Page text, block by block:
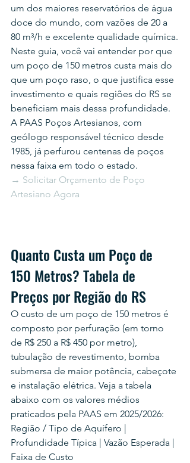
um dos maiores reservatórios de água
doce do mundo, com vazões de 20 a
80 m³/h e excelente qualidade química.
Neste guia, você vai entender por que
um poço de 150 metros custa mais do
que um poço raso, o que justifica esse
investimento e quais regiões do RS se
beneficiam mais dessa profundidade.
A PAAS Poços Artesianos, com
geólogo responsável técnico desde
1985, já perfurou centenas de poços
nessa faixa em todo o estado.
→ Solicitar Orçamento de Poço
Artesiano Agora
Quanto Custa um Poço de
150 Metros? Tabela de
Preços por Região do RS
O custo de um poço de 150 metros é
composto por perfuração (em torno
de R$ 250 a R$ 450 por metro),
tubulação de revestimento, bomba
submersa de maior potência, cabeçote
e instalação elétrica. Veja a tabela
abaixo com os valores médios
praticados pela PAAS em 2025/2026:
Região / Tipo de Aquífero |
Profundidade Típica | Vazão Esperada |
Faixa de Custo